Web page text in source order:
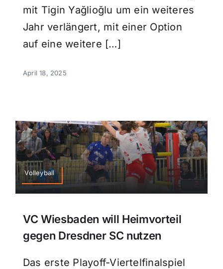
mit Tigin Yağlioğlu um ein weiteres
Jahr verlängert, mit einer Option
auf eine weitere […]
April 18, 2025
Volleyball
VC Wiesbaden will Heimvorteil
gegen Dresdner SC nutzen
Das erste Playoff-Viertelfinalspiel